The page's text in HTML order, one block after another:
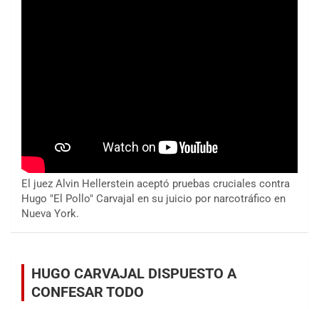
El juez Alvin Hellerstein aceptó pruebas cruciales contra
Hugo "El Pollo" Carvajal en su juicio por narcotráfico en
Nueva York.
HUGO CARVAJAL DISPUESTO A
CONFESAR TODO